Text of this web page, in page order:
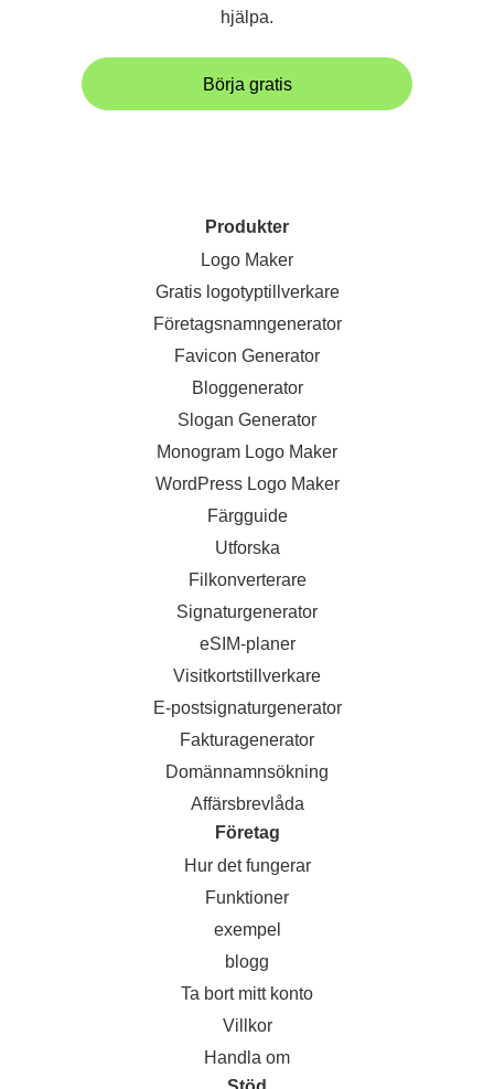
hjälpa.
Börja gratis
Produkter
Logo Maker
Gratis logotyptillverkare
Företagsnamngenerator
Favicon Generator
Bloggenerator
Slogan Generator
Monogram Logo Maker
WordPress Logo Maker
Färgguide
Utforska
Filkonverterare
Signaturgenerator
eSIM-planer
Visitkortstillverkare
E-postsignaturgenerator
Fakturagenerator
Domännamnsökning
Affärsbrevlåda
Företag
Hur det fungerar
Funktioner
exempel
blogg
Ta bort mitt konto
Villkor
Handla om